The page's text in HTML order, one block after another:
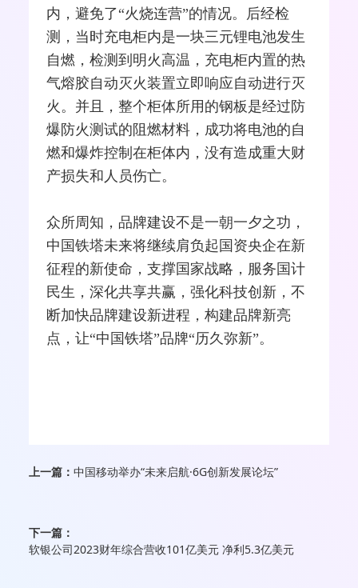
内，避免了“火烧连营”的情况。后经检
测，当时充电柜内是一块三元锂电池发生
自燃，检测到明火高温，充电柜内置的热
气熔胶自动灭火装置立即响应自动进行灭
火。并且，整个柜体所用的钢板是经过防
爆防火测试的阻燃材料，成功将电池的自
燃和爆炸控制在柜体内，没有造成重大财
产损失和人员伤亡。
众所周知，品牌建设不是一朝一夕之功，
中国铁塔未来将继续肩负起国资央企在新
征程的新使命，支撑国家战略，服务国计
民生，深化共享共赢，强化科技创新，不
断加快品牌建设新进程，构建品牌新亮
点，让“中国铁塔”品牌“历久弥新”。
上一篇： 中国移动举办“未来启航·6G创新发展论坛”
下一篇：
软银公司2023财年综合营收101亿美元 净利5.3亿美元